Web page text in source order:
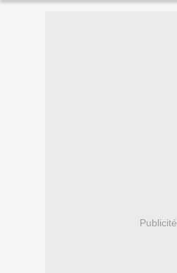
Publicité